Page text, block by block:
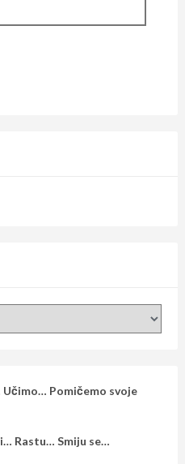
Pomičemo svoje
Rastu… Smiju se…